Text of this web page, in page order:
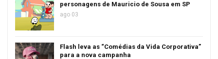
personagens de Mauricio de Sousa em SP
ago 03
Flash leva as “Comédias da Vida Corporativa”
para a nova campanha